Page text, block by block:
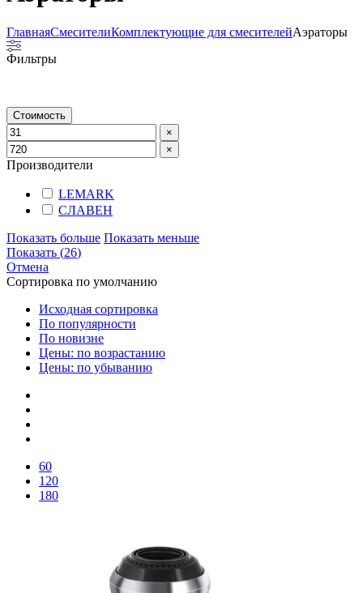
ГлавнаяСмесителиКомплектующие для смесителейАэраторы
Фильтры
Стоимость
×
×
Производители
LEMARK
СЛАВЕН
Показать больше Показать меньше
Показать (26)
Отмена
Сортировка по умолчанию
Исходная сортировка
По популярности
По новизне
Цены: по возрастанию
Цены: по убыванию
60
120
180